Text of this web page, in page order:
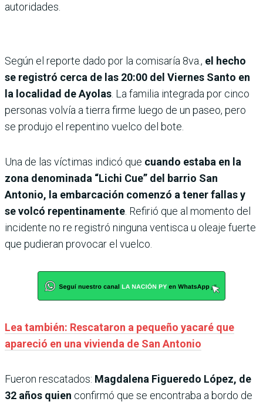
autoridades.
Según el reporte dado por la comisaría 8va., el hecho
se registró cerca de las 20:00 del Viernes Santo en
la localidad de Ayolas . La familia integrada por cinco
personas volvía a tierra firme luego de un paseo, pero
se produjo el repentino vuelco del bote.
Una de las víctimas indicó que cuando estaba en la
zona denominada “Lichi Cue” del barrio San
Antonio, la embarcación comenzó a tener fallas y
se volcó repentinamente . Refirió que al momento del
incidente no re registró ninguna ventisca u oleaje fuerte
que pudieran provocar el vuelco.
Lea también: Rescataron a pequeño yacaré que
apareció en una vivienda de San Antonio
Fueron rescatados: Magdalena Figueredo López, de
32 años quien confirmó que se encontraba a bordo de